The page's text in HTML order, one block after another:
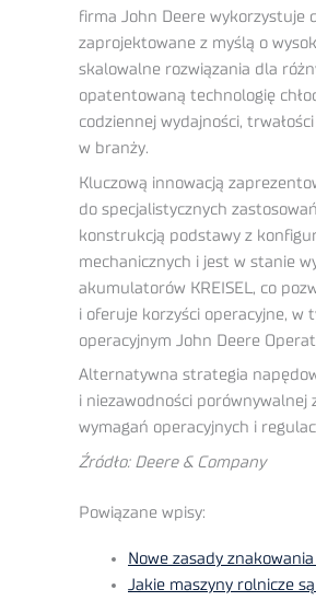
firma John Deere wykorzystuje
zaprojektowane z myślą o
skalowalne rozwiązania dla
opatentowaną technologię
codziennej wydajności,
w branży.
Kluczową innowacją
do specjalistycznych
konstrukcją podstawy z
mechanicznych i jest w stanie
akumulatorów KREISEL, co
i oferuje korzyści operacyjne, w
operacyjnym John Deere
Alternatywna strategia
i niezawodności porównywalnej
wymagań operacyjnych i
Źródło: Deere & Company
Powiązane wpisy:
Nowe zasady
Jakie maszyny rolnicze